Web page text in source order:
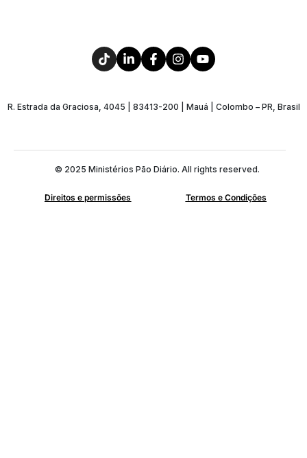
R. Estrada da Graciosa, 4045 | 83413-200 | Mauá | Colombo – PR, Brasil
© 2025 Ministérios Pão Diário. All rights reserved.
Direitos e permissões Termos e Condições